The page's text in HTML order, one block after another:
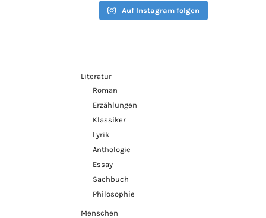
Auf Instagram folgen
Literatur
Roman
Erzählungen
Klassiker
Lyrik
Anthologie
Essay
Sachbuch
Philosophie
Menschen